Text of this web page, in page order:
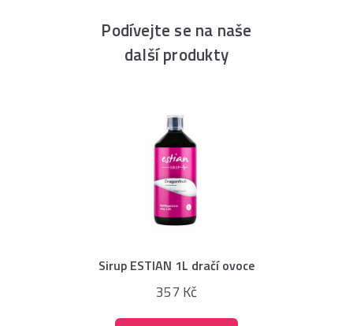
Podívejte se na naše
další produkty
Sirup ESTIAN 1L dračí ovoce
357 Kč